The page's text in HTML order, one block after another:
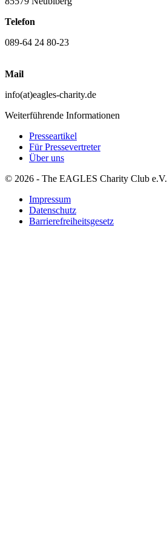
Telefon
089-64 24 80-23
Mail
info(at)eagles-charity.de
Weiterführende Informationen
Presseartikel
Für Pressevertreter
Über uns
© 2026 - The EAGLES Charity Club e.V.
Impressum
Datenschutz
Barrierefreiheitsgesetz